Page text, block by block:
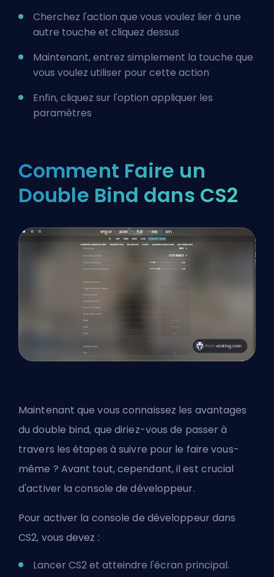
Cherchez l'action que vous voulez lier à une
autre touche et cliquez dessus
Maintenant, entrez simplement la touche que
vous voulez utiliser pour cette action
Enfin, cliquez sur l'option appliquer les
paramètres
Comment Faire un
Double Bind dans CS2
Maintenant que vous connaissez les avantages
du double bind, que diriez-vous de passer à
travers les étapes à suivre pour le faire vous-
même ? Avant tout, cependant, il est crucial
d'activer la console de développeur.
Pour activer la console de développeur dans
CS2, vous devez :
Lancer CS2 et atteindre l'écran principal.